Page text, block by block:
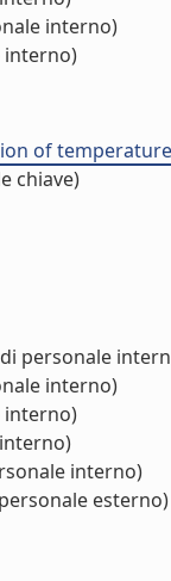
interno)
interno)
of
chiave)
personale
interno)
interno)
interno)
esterno)